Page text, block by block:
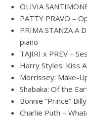
OLIVIA
PATTY PRAVO –
PRIMA STANZA A
piano
TAJIRI x PREV –
Harry Styles: Kiss
Morrissey: Make-
Shabaka: Of the
Bonnie “Prince”
Charlie Puth –